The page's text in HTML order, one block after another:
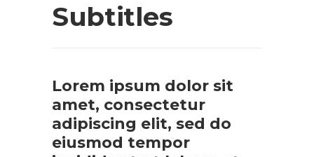
Subtitles
Lorem ipsum dolor sit
amet, consectetur
adipiscing elit, sed do
eiusmod tempor